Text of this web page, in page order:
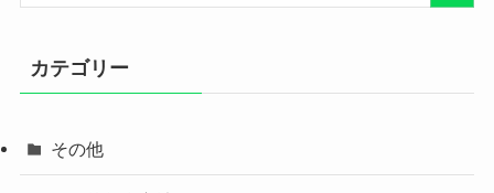
カテゴリー
その他